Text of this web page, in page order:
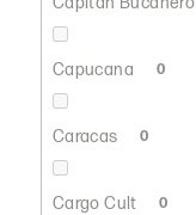
Capucana 0
Caracas 0
Cargo Cult 0